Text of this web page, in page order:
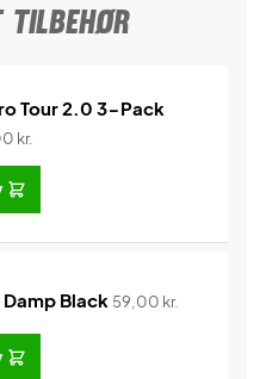
Tour 2.0 3-Pack
kr.
Black 59,00 kr.